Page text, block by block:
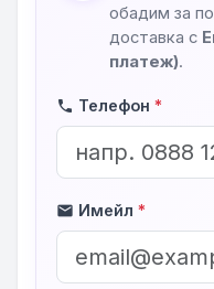
обадим за
доставка с
платеж).
phone Телефон *
mail Имейл *